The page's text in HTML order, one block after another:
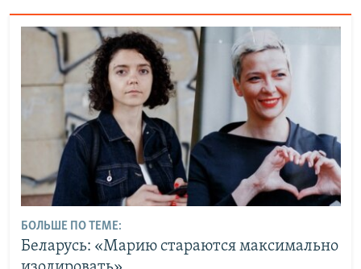
БОЛЬШЕ ПО ТЕМЕ:
Беларусь: «Марию стараются максимально